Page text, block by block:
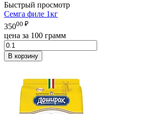
Быстрый просмотр
Семга филе 1кг
35000 ₽
цена за 100 грамм
В корзину